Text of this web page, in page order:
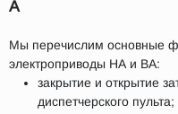
А
Мы перечислим основные
электроприводы НА и ВА:
закрытие и открытие
диспетчерского пульта;